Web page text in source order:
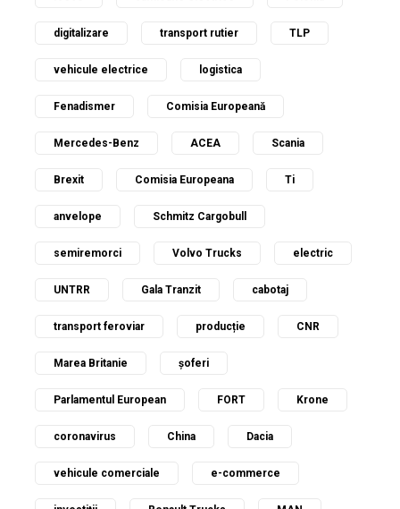
digitalizare transport rutier TLP
vehicule electrice logistica
Fenadismer Comisia Europeană
Mercedes-Benz ACEA Scania
Brexit Comisia Europeana Ti
anvelope Schmitz Cargobull
semiremorci Volvo Trucks electric
UNTRR Gala Tranzit cabotaj
transport feroviar producție CNR
Marea Britanie șoferi
Parlamentul European FORT Krone
coronavirus China Dacia
vehicule comerciale e-commerce